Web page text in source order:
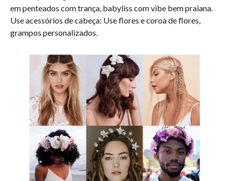
em penteados com trança, babyliss com vibe bem praiana.
Use acessórios de cabeça: Use flores e coroa de flores,
grampos personalizados.